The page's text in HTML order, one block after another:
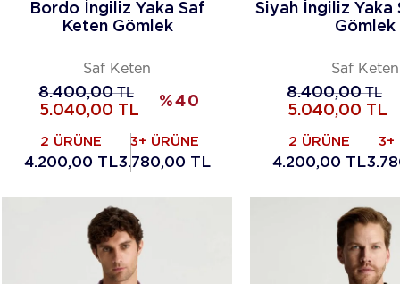
Bordo İngiliz Yaka Saf
Keten Gömlek
Saf Keten
8.400,00TL
5.040,00 TL
%40
2 ÜRÜNE
4.200,00 TL
3+ ÜRÜNE
3.780,00 TL
Siyah İngiliz Yaka
Gömlek
Saf Keten
8.400,00TL
5.040,00 TL
2 ÜRÜNE
4.200,00 TL
3+